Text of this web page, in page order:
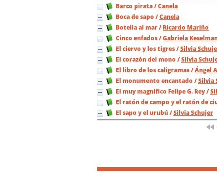
Barco pirata/Canela
Boca de sapo /Canela
Botella al mar/ Ricardo Mariño
Cinco enfados/Gabriela
El ciervo y los tigres/Silvia
El corazón del mono /Silvia
El libro de los caligramas/Ángel
El monumento encantado /Silvia
El muy magnífico Felipe G. Rey/
El ratón de campo y el ratón de
El sapo y el urubú/Silvia Schujer